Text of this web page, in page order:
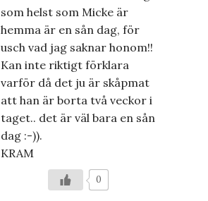
som helst som Micke är
hemma är en sån dag, för
usch vad jag saknar honom!!
Kan inte riktigt förklara
varför då det ju är skåpmat
att han är borta två veckor i
taget.. det är väl bara en sån
dag :-)).
KRAM
0